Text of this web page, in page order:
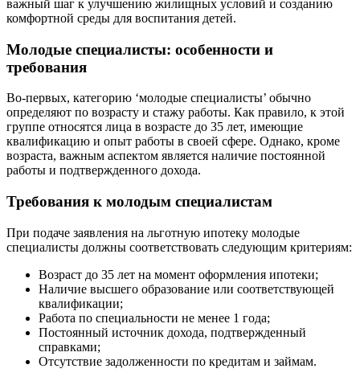
важный шаг к улучшению жилищных условий и созданию
комфортной среды для воспитания детей.
Молодые специалисты: особенности и
требования
Во-первых, категорию ‘молодые специалисты’ обычно
определяют по возрасту и стажу работы. Как правило, к этой
группе относятся лица в возрасте до 35 лет, имеющие
квалификацию и опыт работы в своей сфере. Однако, кроме
возраста, важным аспектом является наличие постоянной
работы и подтвержденного дохода.
Требования к молодым специалистам
При подаче заявления на льготную ипотеку молодые
специалисты должны соответствовать следующим критериям:
Возраст до 35 лет на момент оформления ипотеки;
Наличие высшего образование или соответствующей
квалификации;
Работа по специальности не менее 1 года;
Постоянный источник дохода, подтвержденный
справками;
Отсутствие задолженности по кредитам и займам.